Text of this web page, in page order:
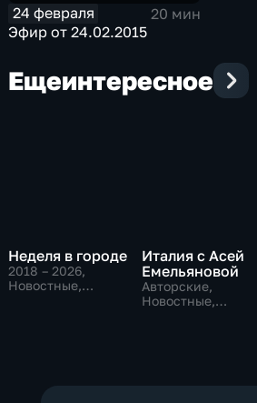
24 февраля
20 мин
Эфир от 24.02.2015
Ещеинтересное
Неделя в городе
2018 – 2026,
Новостные,
Италия с Асей
Емельяновой
Авторские,
Новостные,